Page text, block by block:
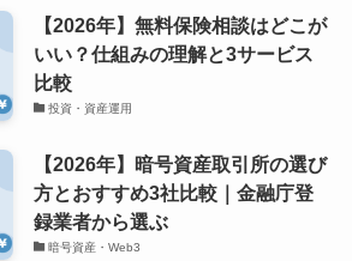
【2026年】無料保険相談はどこが
いい？仕組みの理解と3サービス
比較
投資・資産運用
【2026年】暗号資産取引所の選び
方とおすすめ3社比較｜金融庁登
録業者から選ぶ
暗号資産・Web3